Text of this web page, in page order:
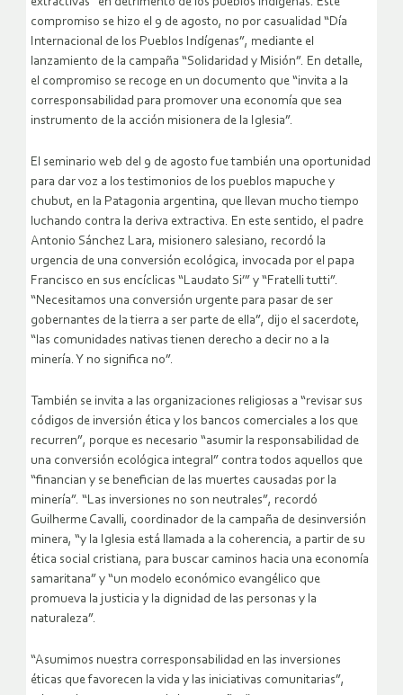
compromiso se hizo el 9 de agosto, no por casualidad “Día
Internacional de los Pueblos Indígenas”, mediante el
lanzamiento de la campaña “Solidaridad y Misión”. En detalle,
el compromiso se recoge en un documento que “invita a la
corresponsabilidad para promover una economía que sea
instrumento de la acción misionera de la Iglesia”.
El seminario web del 9 de agosto fue también una oportunidad
para dar voz a los testimonios de los pueblos mapuche y
chubut, en la Patagonia argentina, que llevan mucho tiempo
luchando contra la deriva extractiva. En este sentido, el padre
Antonio Sánchez Lara, misionero salesiano, recordó la
urgencia de una conversión ecológica, invocada por el papa
Francisco en sus encíclicas “Laudato Si’” y “Fratelli tutti”.
“Necesitamos una conversión urgente para pasar de ser
gobernantes de la tierra a ser parte de ella”, dijo el sacerdote,
“las comunidades nativas tienen derecho a decir no a la
minería. Y no significa no”.
También se invita a las organizaciones religiosas a “revisar sus
códigos de inversión ética y los bancos comerciales a los que
recurren”, porque es necesario “asumir la responsabilidad de
una conversión ecológica integral” contra todos aquellos que
“financian y se benefician de las muertes causadas por la
minería”. “Las inversiones no son neutrales”, recordó
Guilherme Cavalli, coordinador de la campaña de desinversión
minera, “y la Iglesia está llamada a la coherencia, a partir de su
ética social cristiana, para buscar caminos hacia una economía
samaritana” y “un modelo económico evangélico que
promueva la justicia y la dignidad de las personas y la
naturaleza”.
“Asumimos nuestra corresponsabilidad en las inversiones
éticas que favorecen la vida y las iniciativas comunitarias”,